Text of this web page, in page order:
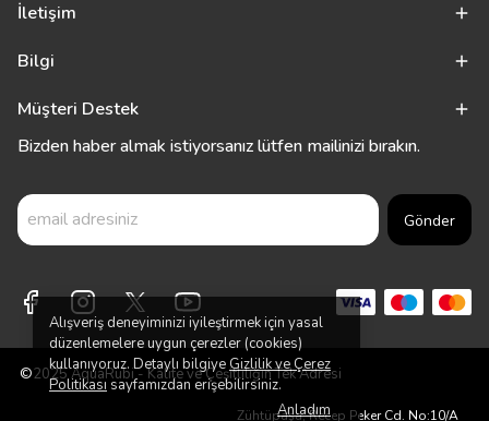
Alışveriş deneyiminizi iyileştirmek için yasal
düzenlemelere uygun çerezler (cookies)
kullanıyoruz. Detaylı bilgiye Gizlilik ve Çerez
Politikası sayfamızdan erişebilirsiniz.
Anladım
İletişim
Bilgi
Müşteri Destek
Bizden haber almak istiyorsanız lütfen mailinizi bırakın.
Gönder
©2025 AquaRubi - Kalite ve Çeşitliliğin Tek Adresi
Zühtüpaşa, Recep Peker Cd. No:10/A